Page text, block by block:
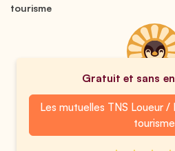
tourisme
Gratuit et sans
Les mutuelles TNS Loueur /
tourisme